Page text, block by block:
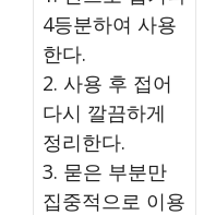
4등분하여 사용
한다.
2. 사용 후 접어
다시 깔끔하게
정리한다.
3. 묻은 부분만
집중적으로 이용